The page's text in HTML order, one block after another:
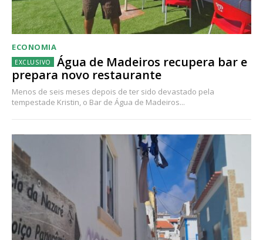
Escolha o plano
ECONOMIA
Água de Madeiros recupera bar e
prepara novo restaurante
Menos de seis meses depois de ter sido devastado pela
tempestade Kristin, o Bar de Água de Madeiros...